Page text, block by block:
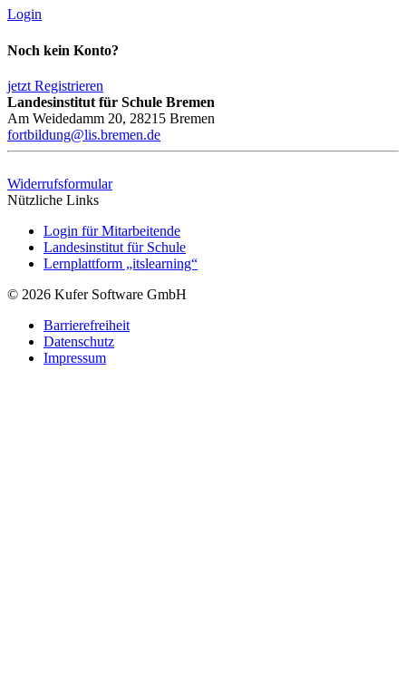
Login
Noch kein Konto?
jetzt Registrieren
Landesinstitut für Schule Bremen
Am Weidedamm 20, 28215 Bremen
fortbildung@lis.bremen.de
Widerrufsformular
Nützliche Links
Login für Mitarbeitende
Landesinstitut für Schule
Lernplattform „itslearning“
© 2026 Kufer Software GmbH
Barrierefreiheit
Datenschutz
Impressum